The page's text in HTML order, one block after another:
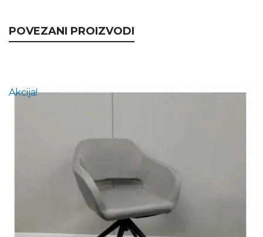
POVEZANI PROIZVODI
Akcija!